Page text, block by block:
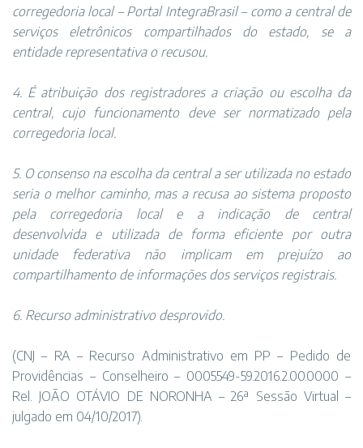
corregedoria local – Portal IntegraBrasil – como a central de
serviços eletrônicos compartilhados do estado, se a
entidade representativa o recusou.
4. É atribuição dos registradores a criação ou escolha da
central, cujo funcionamento deve ser normatizado pela
corregedoria local.
5. O consenso na escolha da central a ser utilizada no estado
seria o melhor caminho, mas a recusa ao sistema proposto
pela corregedoria local e a indicação de central
desenvolvida e utilizada de forma eficiente por outra
unidade federativa não implicam em prejuízo ao
compartilhamento de informações dos serviços registrais.
6. Recurso administrativo desprovido.
(CNJ – RA – Recurso Administrativo em PP – Pedido de
Providências – Conselheiro – 0005549-59.2016.2.00.0000 –
Rel. JOÃO OTÁVIO DE NORONHA – 26ª Sessão Virtual –
julgado em 04/10/2017).